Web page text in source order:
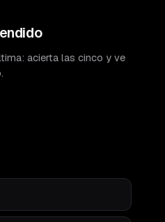
acierta las cinco y ve